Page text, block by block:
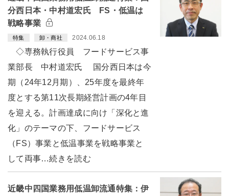
分西日本・中村道宏氏 FS・低温は
戦略事業
特集 卸・商社 2024.06.18
◇専務執行役員 フードサービス事
業部長 中村道宏氏 国分西日本は今
期（24年12月期）、25年度を最終年
度とする第11次長期経営計画の4年目
を迎える。計画達成に向け「深化と進
化」のテーマの下、フードサービス
（FS）事業と低温事業を戦略事業と
して両事…続きを読む
近畿中四国業務用低温卸流通特集：伊